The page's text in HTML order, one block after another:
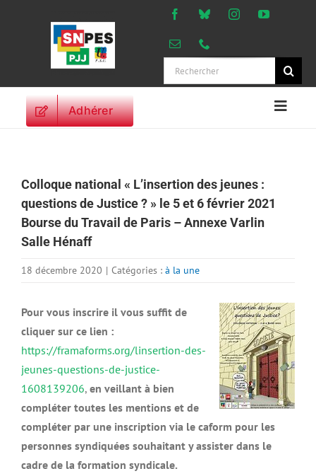
Rechercher:
Adhérer
ORIENTATIONS
PROFESSIONNELLES
DROITS DES
VIE SYNDICALE
Colloque national « L’insertion des jeunes :
questions de Justice ? » le 5 et 6 février 2021
Bourse du Travail de Paris – Annexe Varlin
Salle Hénaff
18 décembre 2020 | Catégories : à la une
Pour vous inscrire il vous suffit de
cliquer sur ce lien :
https://framaforms.org/linsertion-des-
jeunes-questions-de-justice-
1608139206, en veillant à bien
compléter toutes les mentions et de
compléter par une inscription via le caform pour les
personnes syndiquées souhaitant y assister dans le
cadre de la formation syndicale.